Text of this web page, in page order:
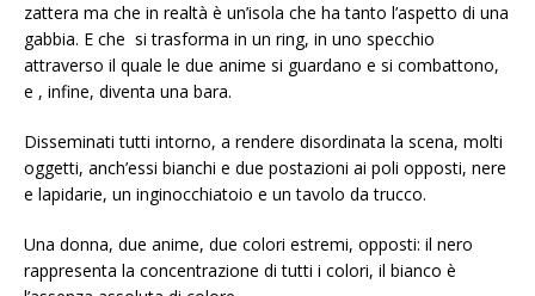
zattera ma che in realtà è un’isola che ha tanto l’aspetto di una
gabbia. E che si trasforma in un ring, in uno specchio
attraverso il quale le due anime si guardano e si combattono,
e , infine, diventa una bara.
Disseminati tutti intorno, a rendere disordinata la scena, molti
oggetti, anch’essi bianchi e due postazioni ai poli opposti, nere
e lapidarie, un inginocchiatoio e un tavolo da trucco.
Una donna, due anime, due colori estremi, opposti: il nero
rappresenta la concentrazione di tutti i colori, il bianco è